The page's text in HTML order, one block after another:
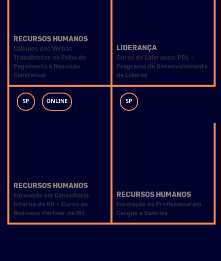
RECURSOS HUMANOS
Cálculos das Verbas
Trabalhistas na Folha de
Pagamento e Rescisão
Contratual
LIDERANÇA
Curso de Liderança: PDL –
Programa de Desenvolvimento
de Líderes
SP ONLINE
RECURSOS HUMANOS
Formação em Consultoria
Interna de RH – Curso de
Business Partner de RH
SP
RECURSOS HUMANOS
Formação do Profissional em
Cargos e Salários